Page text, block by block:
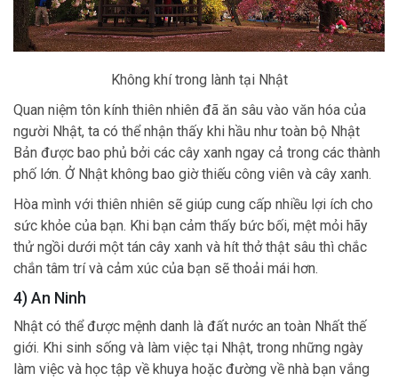
Không khí trong lành tại Nhật
Quan niệm tôn kính thiên nhiên đã ăn sâu vào văn hóa của
người Nhật, ta có thể nhận thấy khi hầu như toàn bộ Nhật
Bản được bao phủ bởi các cây xanh ngay cả trong các thành
phố lớn. Ở Nhật không bao giờ thiếu công viên và cây xanh.
Hòa mình với thiên nhiên sẽ giúp cung cấp nhiều lợi ích cho
sức khỏe của bạn. Khi bạn cảm thấy bức bối, mệt mỏi hãy
thử ngồi dưới một tán cây xanh và hít thở thật sâu thì chắc
chắn tâm trí và cảm xúc của bạn sẽ thoải mái hơn.
4) An Ninh
Nhật có thể được mệnh danh là đất nước an toàn Nhất thế
giới. Khi sinh sống và làm việc tại Nhật, trong những ngày
làm việc và học tập về khuya hoặc đường về nhà bạn vắng